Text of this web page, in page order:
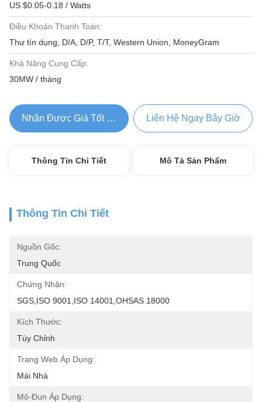
US $0.05-0.18 / Watts
Điều Khoản Thanh Toán:
Thư tín dụng, D/A, D/P, T/T, Western Union, MoneyGram
Khả Năng Cung Cấp:
30MW / tháng
Nhận Được Giá Tốt Nhất Liên Hệ Ngay Bây Giờ
Thông Tin Chi Tiết Mô Tả Sản Phẩm
Thông Tin Chi Tiết
Nguồn Gốc:
Trung Quốc
Chứng Nhận:
SGS,ISO 9001,ISO 14001,OHSAS 18000
Kích Thước:
Tùy Chỉnh
Trang Web Áp Dụng:
Mái Nhà
Mô-Đun Áp Dụng: